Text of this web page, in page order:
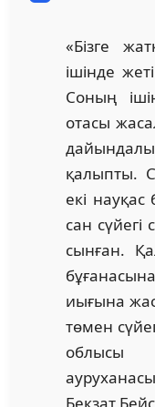
«Бізге
ішінде
Соның
отасы
қалыпты.
екі науқас
сан сүйегі
сынған.
иығына
төмен
облысы
Бекзат